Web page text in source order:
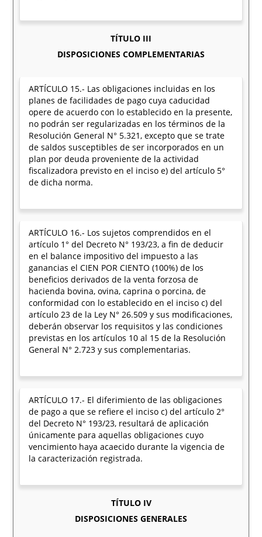
TÍTULO III
DISPOSICIONES COMPLEMENTARIAS
ARTÍCULO 15.- Las obligaciones incluidas en los
planes de facilidades de pago cuya caducidad
opere de acuerdo con lo establecido en la presente,
no podrán ser regularizadas en los términos de la
Resolución General N° 5.321, excepto que se trate
de saldos susceptibles de ser incorporados en un
plan por deuda proveniente de la actividad
fiscalizadora previsto en el inciso e) del artículo 5°
de dicha norma.
ARTÍCULO 16.- Los sujetos comprendidos en el
artículo 1° del Decreto N° 193/23, a fin de deducir
en el balance impositivo del impuesto a las
ganancias el CIEN POR CIENTO (100%) de los
beneficios derivados de la venta forzosa de
hacienda bovina, ovina, caprina o porcina, de
conformidad con lo establecido en el inciso c) del
artículo 23 de la Ley N° 26.509 y sus modificaciones,
deberán observar los requisitos y las condiciones
previstas en los artículos 10 al 15 de la Resolución
General N° 2.723 y sus complementarias.
ARTÍCULO 17.- El diferimiento de las obligaciones
de pago a que se refiere el inciso c) del artículo 2°
del Decreto N° 193/23, resultará de aplicación
únicamente para aquellas obligaciones cuyo
vencimiento haya acaecido durante la vigencia de
la caracterización registrada.
TÍTULO IV
DISPOSICIONES GENERALES